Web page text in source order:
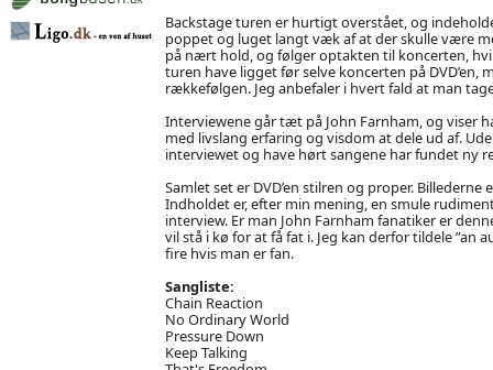
Backstage turen er hurtigt overstået, og
poppet og luget langt væk af at der skulle være
på nært hold, og følger optakten til koncerten,
turen have ligget før selve koncerten på
rækkefølgen. Jeg anbefaler i hvert fald at man
Interviewene går tæt på John Farnham, og viser
med livslang erfaring og visdom at dele ud af.
interviewet og have hørt sangene har fundet ny
Samlet set er DVD’en stilren og proper.
Indholdet er, efter min mening, en smule
interview. Er man John Farnham fanatiker er
vil stå i kø for at få fat i. Jeg kan derfor tildele ”an
fire hvis man er fan.
Sangliste:
Chain Reaction
No Ordinary World
Pressure Down
Keep Talking